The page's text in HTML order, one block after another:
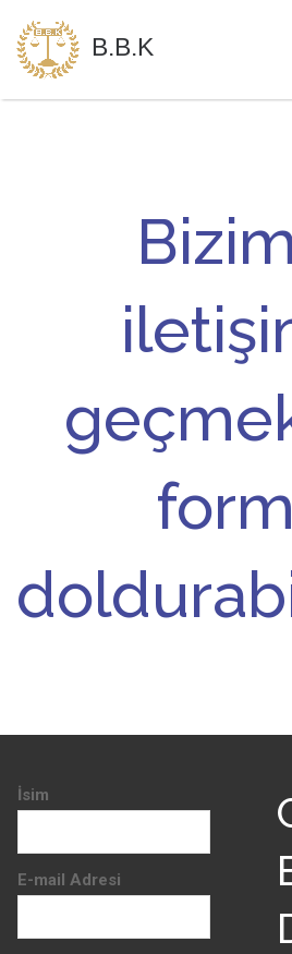
B.B.K
İsim
E-mail Adresi